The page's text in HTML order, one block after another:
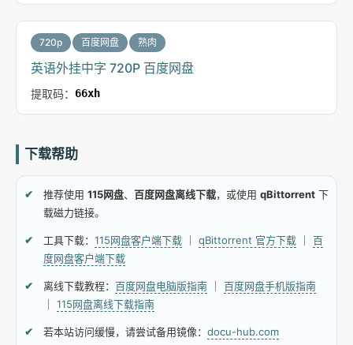
720p 百度网盘 熟肉
英语外挂中字 720P 百度网盘
提取码： 66xh
下载帮助
推荐使用 115网盘、 百度网盘离线下载，或使用 qBittorrent 下
载磁力链接。
工具下载： 115网盘客户端下载 qBittorrent 官方下载
百
度网盘客户端下载
离线下载教程： 百度网盘电脑版指南
百度网盘手机版指南
115网盘离线下载指南
若本站访问缓慢，请尝试备用镜像： docu-hub.com